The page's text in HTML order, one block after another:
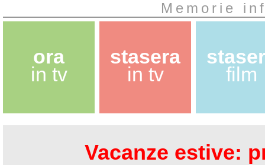
Memorie
ora
in tv
stasera
in tv
film
Vacanze estive: